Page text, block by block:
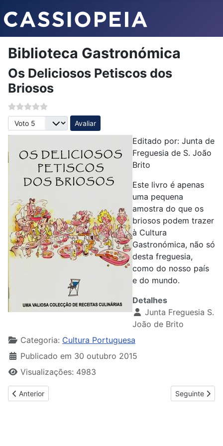
Biblioteca Gastronómica
Os Deliciosos Petiscos dos
Briosos
Avalie, por favor
Editado por: Junta de
Freguesia de S. João
Brito
Este livro é apenas
uma pequena
amostra do que os
briosos podem trazer
à Cultura
Gastronómica, não só
desta freguesia,
como do nosso país
e do mundo.
Detalhes
Junta Freguesia S.
João de Brito
Categoria: Cultura Portuguesa
Publicado em 30 outubro 2015
Visualizações: 4983
Artigo anterior: Livro de Saberes e Sabores
Anterior Artigo
Seguinte